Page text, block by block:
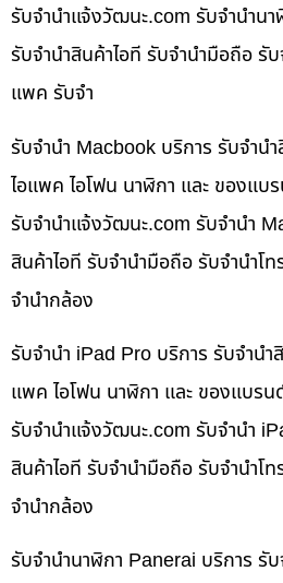
รับจํานําแจ้งวัฒนะ.com รับจำนำน
รับจำนำสินค้าไอที รับจำนำมือถือ รั
แพค รับจำ
รับจำนำ Macbook บริการ รับจำน
ไอแพค ไอโฟน นาฬิกา และ ของแบ
รับจํานําแจ้งวัฒนะ.com รับจำนำ
สินค้าไอที รับจำนำมือถือ รับจำนำโ
จำนำกล้อง
รับจำนำ iPad Pro บริการ รับจำนำ
แพค ไอโฟน นาฬิกา และ ของแบรน
รับจํานําแจ้งวัฒนะ.com รับจำนำ
สินค้าไอที รับจำนำมือถือ รับจำนำโ
จำนำกล้อง
รับจำนำนาฬิกา Panerai บริการ รั